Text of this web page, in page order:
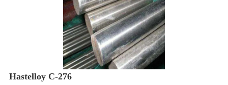
Hastelloy C-276